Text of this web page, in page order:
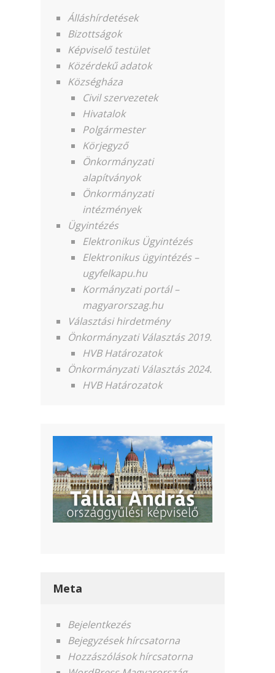
Álláshírdetések
Bizottságok
Képviselő testület
Közérdekű adatok
Községháza
Civil szervezetek
Hivatalok
Polgármester
Körjegyző
Önkormányzati
alapítványok
Önkormányzati
intézmények
Ügyintézés
Elektronikus Ügyintézés
Elektronikus ügyintézés –
ugyfelkapu.hu
Kormányzati portál –
magyarorszag.hu
Választási hirdetmény
Önkormányzati Választás 2019.
HVB Határozatok
Önkormányzati Választás 2024.
HVB Határozatok
Meta
Bejelentkezés
Bejegyzések hírcsatorna
Hozzászólások hírcsatorna